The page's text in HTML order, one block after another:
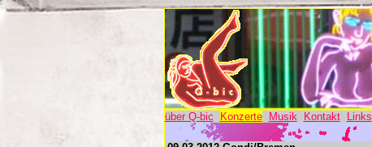
über Q-bic Konzerte Musik Kontakt Links